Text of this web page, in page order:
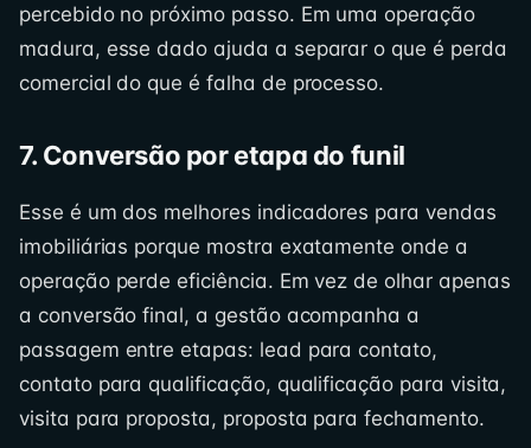
percebido no próximo passo. Em uma operação
madura, esse dado ajuda a separar o que é perda
comercial do que é falha de processo.
7. Conversão por etapa do funil
Esse é um dos melhores indicadores para vendas
imobiliárias porque mostra exatamente onde a
operação perde eficiência. Em vez de olhar apenas
a conversão final, a gestão acompanha a
passagem entre etapas: lead para contato,
contato para qualificação, qualificação para visita,
visita para proposta, proposta para fechamento.